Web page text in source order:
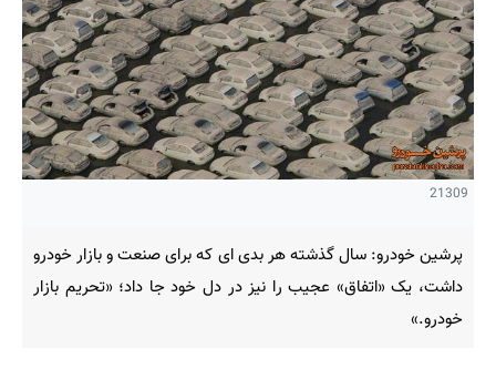
21309
پرشین خودرو: سال گذشته هر بدی ای که برای صنعت و بازار خودرو
داشت، یک «اتفاق» عجیب را نیز در دل خود جا داد؛ «تحریم بازار
خودرو.»